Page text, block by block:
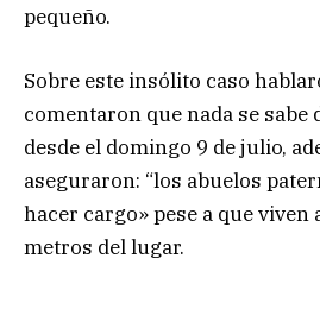
pequeño.
Sobre este insólito caso
comentaron que nada se sabe
desde el domingo 9 de julio,
aseguraron: “los abuelos
hacer cargo» pese a que viven
metros del lugar.